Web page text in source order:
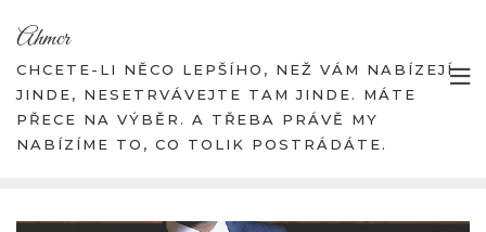
content
Ahmcr
CHCETE-LI NĚCO LEPŠÍHO, NEŽ VÁM NABÍZEJÍ
JINDE, NESETRVÁVEJTE TAM JINDE. MÁTE
PŘECE NA VÝBĚR. A TŘEBA PRÁVĚ MY
NABÍZÍME TO, CO TOLIK POSTRÁDÁTE.